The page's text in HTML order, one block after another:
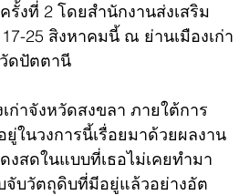
รั้งที่ 2 โดยสำนักงานส่งเสริม
25 สิงหาคมนี้ ณ ย่านเมืองเก่า
ดปัตตานี
ก่าจังหวัดสงขลา ภายใต้การ
ในวงการนี้เรื่อยมาด้วยผลงาน
งสดในแบบที่เธอไม่เคยทำมา
บวัตถุดิบที่มีอยู่แล้วอย่างอัต